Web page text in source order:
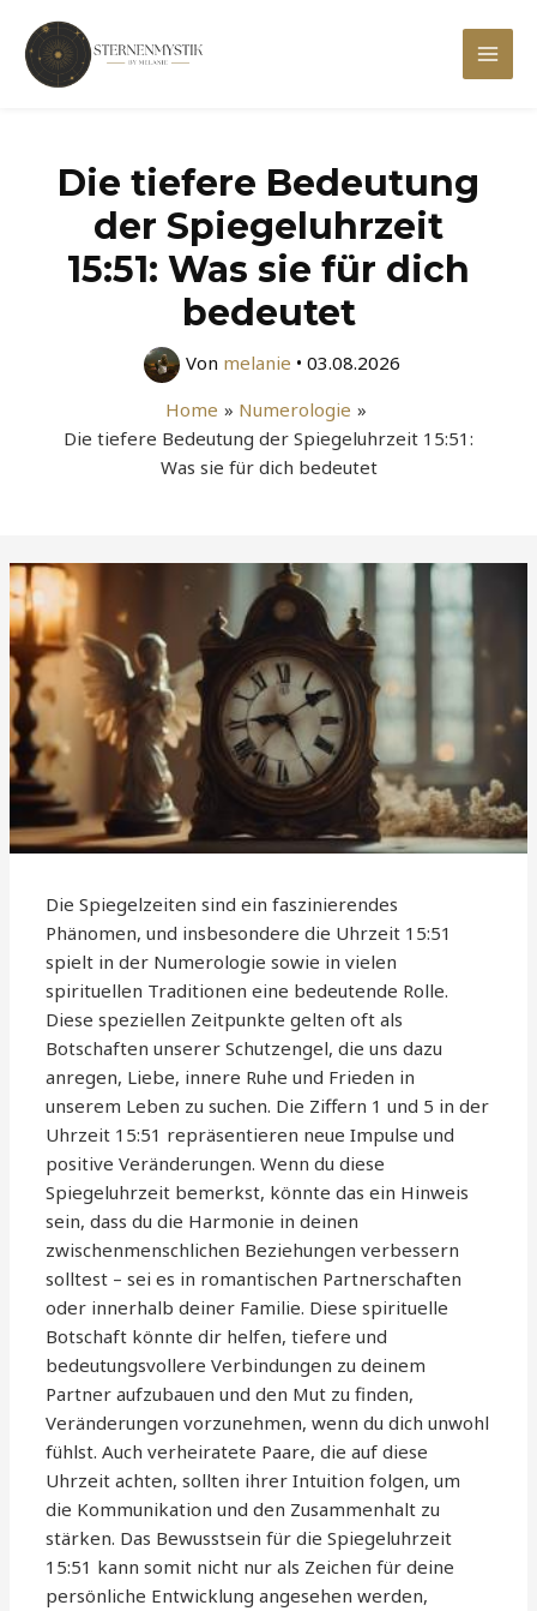
Inhalt
springen
Main
Die tiefere Bedeutung
der Spiegeluhrzeit
15:51: Was sie für dich
bedeutet
Von melanie • 03.08.2026
Home
Numerologie
Die tiefere Bedeutung der Spiegeluhrzeit 15:51:
Was sie für dich bedeutet
Die Spiegelzeiten sind ein faszinierendes
Phänomen, und insbesondere die Uhrzeit 15:51
spielt in der Numerologie sowie in vielen
spirituellen Traditionen eine bedeutende Rolle.
Diese speziellen Zeitpunkte gelten oft als
Botschaften unserer Schutzengel, die uns dazu
anregen, Liebe, innere Ruhe und Frieden in
unserem Leben zu suchen. Die Ziffern 1 und 5 in der
Uhrzeit 15:51 repräsentieren neue Impulse und
positive Veränderungen. Wenn du diese
Spiegeluhrzeit bemerkst, könnte das ein Hinweis
sein, dass du die Harmonie in deinen
zwischenmenschlichen Beziehungen verbessern
solltest – sei es in romantischen Partnerschaften
oder innerhalb deiner Familie. Diese spirituelle
Botschaft könnte dir helfen, tiefere und
bedeutungsvollere Verbindungen zu deinem
Partner aufzubauen und den Mut zu finden,
Veränderungen vorzunehmen, wenn du dich unwohl
fühlst. Auch verheiratete Paare, die auf diese
Uhrzeit achten, sollten ihrer Intuition folgen, um
die Kommunikation und den Zusammenhalt zu
stärken. Das Bewusstsein für die Spiegeluhrzeit
15:51 kann somit nicht nur als Zeichen für deine
persönliche Entwicklung angesehen werden,